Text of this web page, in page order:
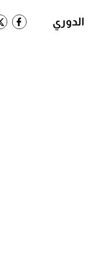
الدوري المصري